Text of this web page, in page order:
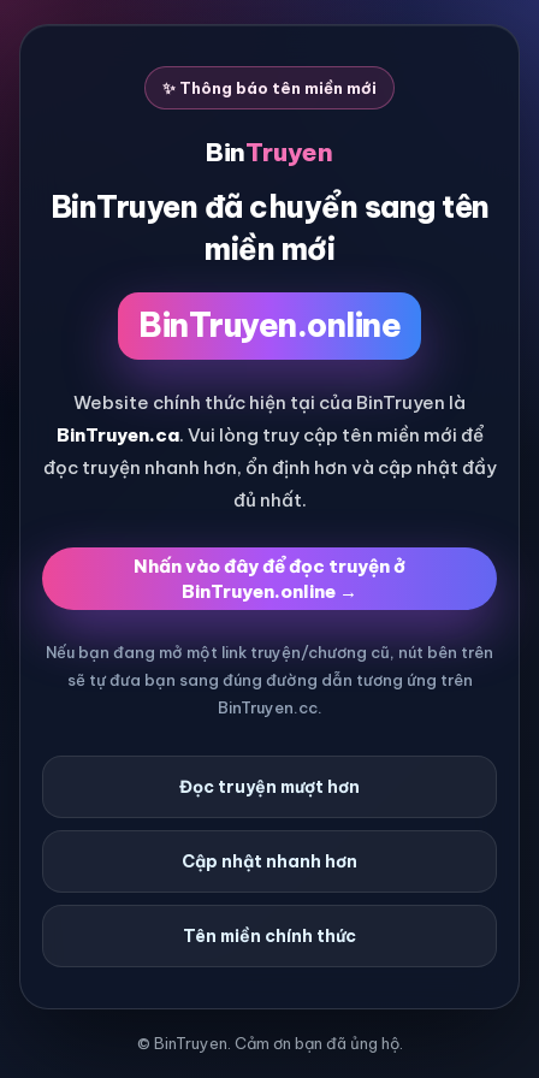
✨ Thông báo tên miền mới
BinTruyen
BinTruyen đã chuyển sang tên
miền mới
BinTruyen.online
Website chính thức hiện tại của BinTruyen là
BinTruyen.ca. Vui lòng truy cập tên miền mới để
đọc truyện nhanh hơn, ổn định hơn và cập nhật đầy
đủ nhất.
Nhấn vào đây để đọc truyện ở
BinTruyen.online →
Nếu bạn đang mở một link truyện/chương cũ, nút bên trên
sẽ tự đưa bạn sang đúng đường dẫn tương ứng trên
BinTruyen.cc.
Đọc truyện mượt hơn
Cập nhật nhanh hơn
Tên miền chính thức
© BinTruyen. Cảm ơn bạn đã ủng hộ.